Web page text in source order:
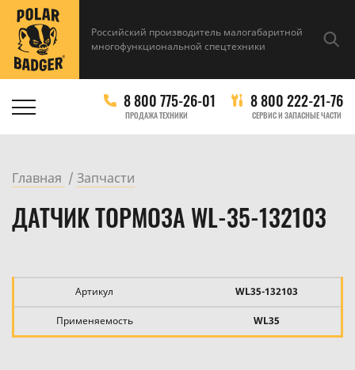
Российский производитель малогабаритной
многофункциональной спецтехники
8 800 775-26-01
ПРОДАЖА ТЕХНИКИ
8 800 222-21-76
СЕРВИС И ЗАПАСНЫЕ ЧАСТИ
Главная Запчасти
ДАТЧИК ТОРМОЗА WL-35-132103
Артикул WL35-132103
Применяемость WL35